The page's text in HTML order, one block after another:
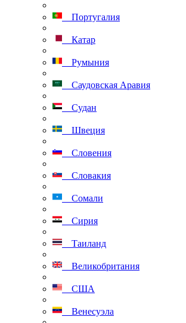
Португалия
Катар
Румыния
Саудовская Аравия
Судан
Швеция
Словения
Словакия
Сомали
Сирия
Таиланд
Великобритания
США
Венесуэла